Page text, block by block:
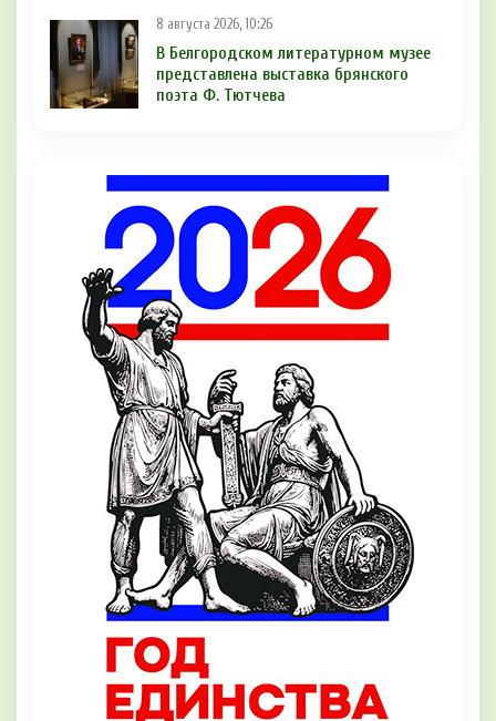
8 августа 2026, 10:26
В Белгородском литературном музее
представлена выставка брянского
поэта Ф. Тютчева